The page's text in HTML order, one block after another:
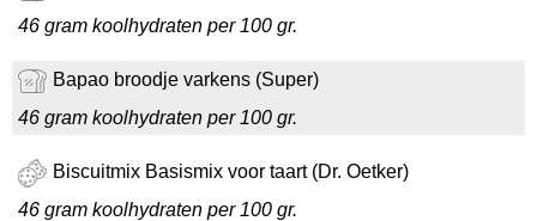
46 gram koolhydraten per 100 gr.
Bapao broodje varkens (Super)
46 gram koolhydraten per 100 gr.
Biscuitmix Basismix voor taart (Dr. Oetker)
46 gram koolhydraten per 100 gr.